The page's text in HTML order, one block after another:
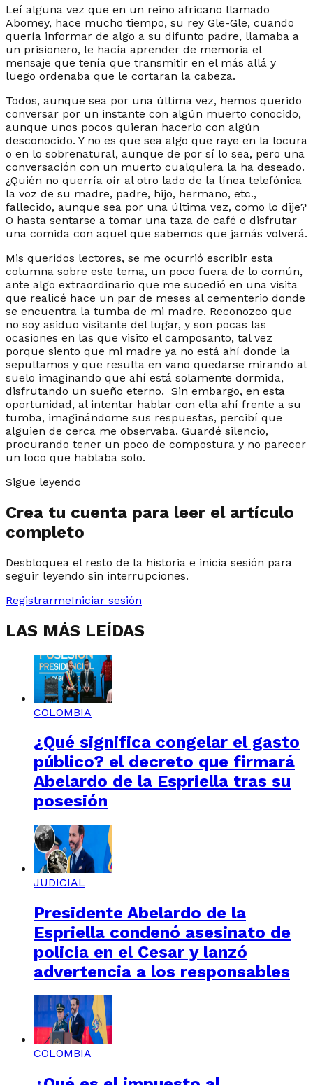
Leí alguna vez que en un reino africano llamado
Abomey, hace mucho tiempo, su rey Gle-Gle, cuando
quería informar de algo a su difunto padre, llamaba a
un prisionero, le hacía aprender de memoria el
mensaje que tenía que transmitir en el más allá y
luego ordenaba que le cortaran la cabeza.
Todos, aunque sea por una última vez, hemos querido
conversar por un instante con algún muerto conocido,
aunque unos pocos quieran hacerlo con algún
desconocido. Y no es que sea algo que raye en la locura
o en lo sobrenatural, aunque de por sí lo sea, pero una
conversación con un muerto cualquiera la ha deseado.
¿Quién no querría oír al otro lado de la línea telefónica
la voz de su madre, padre, hijo, hermano, etc.,
fallecido, aunque sea por una última vez, como lo dije?
O hasta sentarse a tomar una taza de café o disfrutar
una comida con aquel que sabemos que jamás volverá.
Mis queridos lectores, se me ocurrió escribir esta
columna sobre este tema, un poco fuera de lo común,
ante algo extraordinario que me sucedió en una visita
que realicé hace un par de meses al cementerio donde
se encuentra la tumba de mi madre. Reconozco que
no soy asiduo visitante del lugar, y son pocas las
ocasiones en las que visito el camposanto, tal vez
porque siento que mi madre ya no está ahí donde la
sepultamos y que resulta en vano quedarse mirando al
suelo imaginando que ahí está solamente dormida,
disfrutando un sueño eterno. Sin embargo, en esta
oportunidad, al intentar hablar con ella ahí frente a su
tumba, imaginándome sus respuestas, percibí que
alguien de cerca me observaba. Guardé silencio,
procurando tener un poco de compostura y no parecer
un loco que hablaba solo.
Sigue leyendo
Crea tu cuenta para leer el artículo
completo
Desbloquea el resto de la historia e inicia sesión para
seguir leyendo sin interrupciones.
RegistrarmeIniciar sesión
LAS MÁS LEÍDAS
COLOMBIA
¿Qué significa congelar el gasto
público? el decreto que firmará
Abelardo de la Espriella tras su
posesión
JUDICIAL
Presidente Abelardo de la
Espriella condenó asesinato de
policía en el Cesar y lanzó
advertencia a los responsables
COLOMBIA